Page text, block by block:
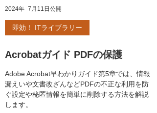
2024年 7月11日公開
即効！ ITライブラリー
Acrobatガイド PDFの保護
Adobe Acrobat早わかりガイド第5章では、情報
漏えいや文書改ざんなどPDFの不正な利用を防
ぐ設定や秘匿情報を簡単に削除する方法を解説
します。